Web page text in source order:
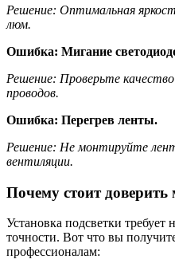
Решение: Оптимальная
люм.
Ошибка: Мигание
Решение: Проверьте
проводов.
Ошибка: Перегрев ленты.
Решение: Не монтируйте
вентиляции.
Почему стоит
Установка подсветки требует
точности. Вот что вы
профессионалам: